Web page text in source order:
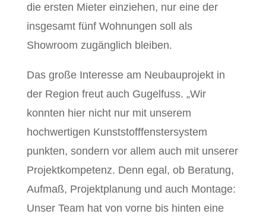
die ersten Mieter einziehen, nur eine der
insgesamt fünf Wohnungen soll als
Showroom zugänglich bleiben.
Das große Interesse am Neubauprojekt in
der Region freut auch Gugelfuss. „Wir
konnten hier nicht nur mit unserem
hochwertigen Kunststofffenstersystem
punkten, sondern vor allem auch mit unserer
Projektkompetenz. Denn egal, ob Beratung,
Aufmaß, Projektplanung und auch Montage:
Unser Team hat von vorne bis hinten eine